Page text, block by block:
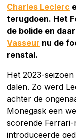
Charles Leclerc
terugdoen. Het
de bolide en
Vasseur nu de
renstal.
Het 2023-
dalen. Zo werd
achter de
Monegask een
scorende
introduceerde